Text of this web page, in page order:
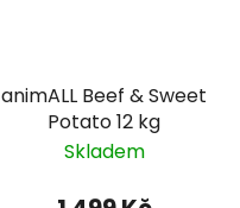
animALL Beef & Sweet
Potato 12 kg
Skladem